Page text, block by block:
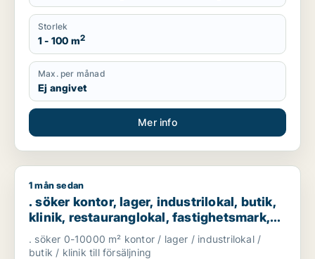
Storlek
1 - 100 m2
Max. per månad
Ej angivet
Mer info
. söker kontor, lager, industrilokal, butik, klinik,
1 mån sedan
. söker kontor, lager, industrilokal, butik,
klinik, restauranglokal, fastighetsmark,
bostadsfastighet, hotell eller garage till
salu i Göteborg
. söker 0-10000 m² kontor / lager / industrilokal /
butik / klinik till försäljning